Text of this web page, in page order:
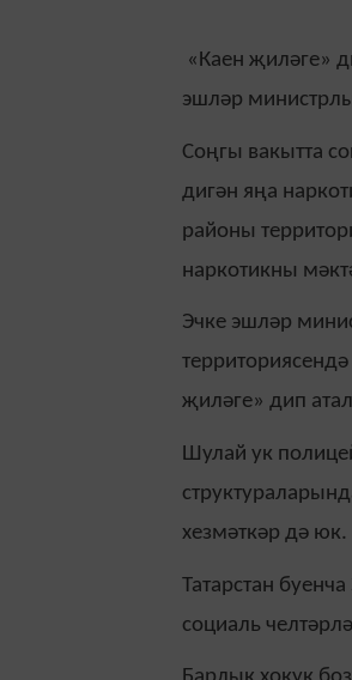
«Каен җиләге»
эшләр
Соңгы вакытта
дигән яңа
районы
наркотикны
Эчке эшләр
җиләге» дип
Шулай ук
хезмәткәр дә юк.
Татарстан
социаль